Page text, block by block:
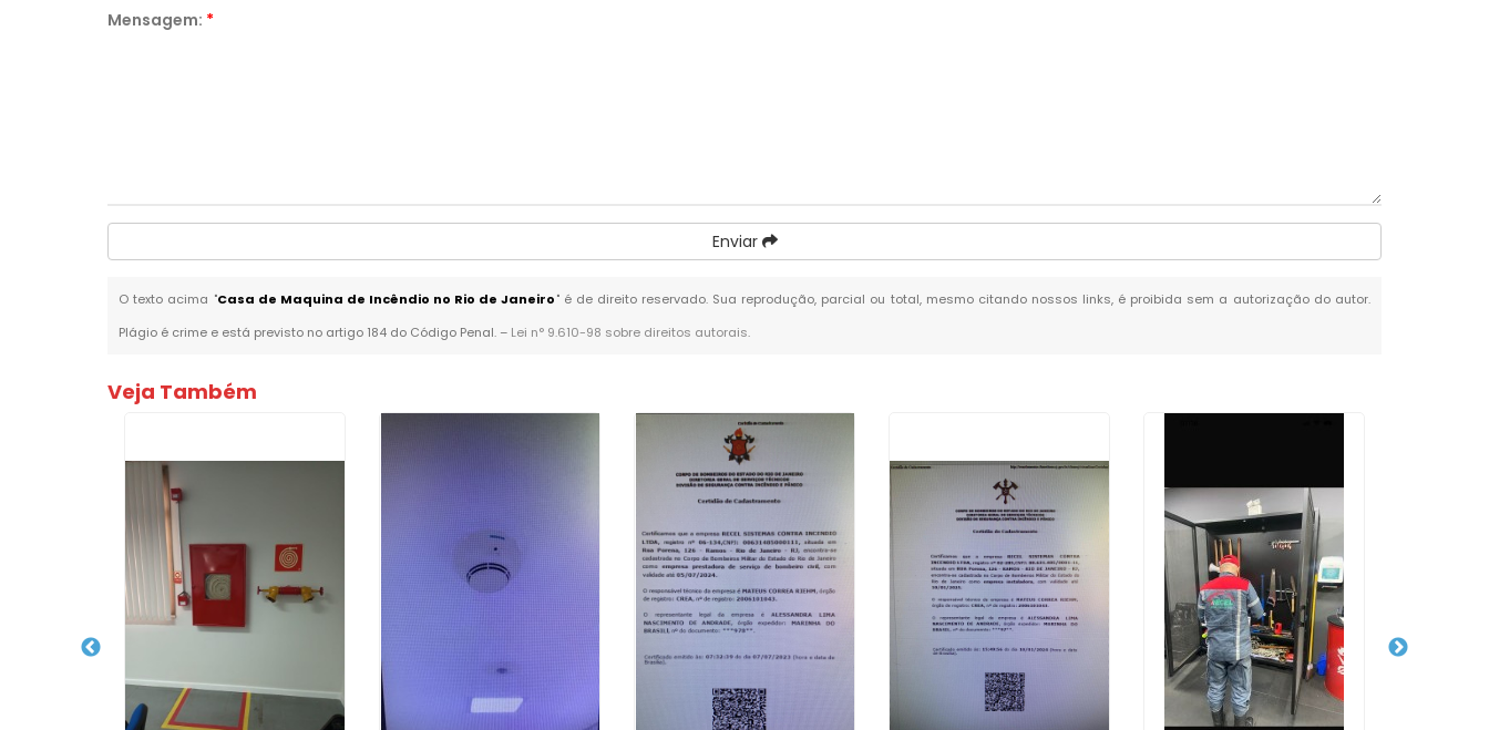
Mensagem: *
Enviar
O texto acima "Casa de Maquina de Incêndio no Rio de Janeiro" é de direito reservado. Sua reprodução, parcial ou total, mesmo citando nossos links, é proibida sem a autorização do autor.
Plágio é crime e está previsto no artigo 184 do Código Penal. – Lei n° 9.610-98 sobre direitos autorais.
Veja Também